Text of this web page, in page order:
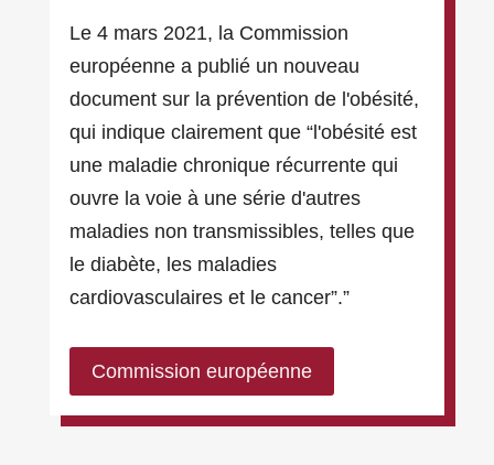
Le 4 mars 2021, la Commission
européenne a publié un nouveau
document sur la prévention de l'obésité,
qui indique clairement que “l'obésité est
une maladie chronique récurrente qui
ouvre la voie à une série d'autres
maladies non transmissibles, telles que
le diabète, les maladies
cardiovasculaires et le cancer”.”
Commission européenne